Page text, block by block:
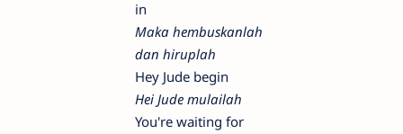
in
Maka hembuskanlah
dan hiruplah
Hey Jude begin
Hei Jude mulailah
You're waiting for